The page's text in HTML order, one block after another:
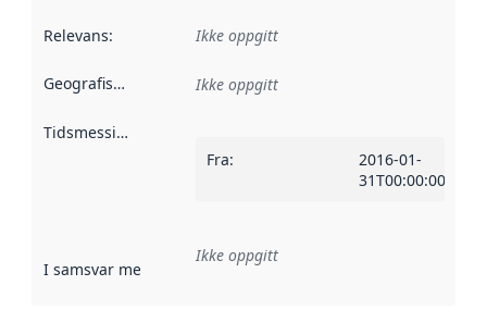
Relevans: Ikke oppgitt
Geografisk avgrensning :
Ikke oppgitt
Tidsmessig avgrensning
Fra:
2016-01-
31T00:00:00Z
I samsvar med Referanse til en implementasjonsregel
Ikke oppgitt